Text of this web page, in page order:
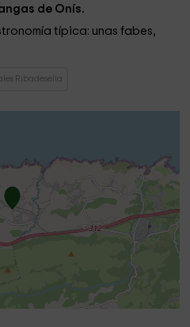
de Onís.
típica: unas fabes,
Ribadesella